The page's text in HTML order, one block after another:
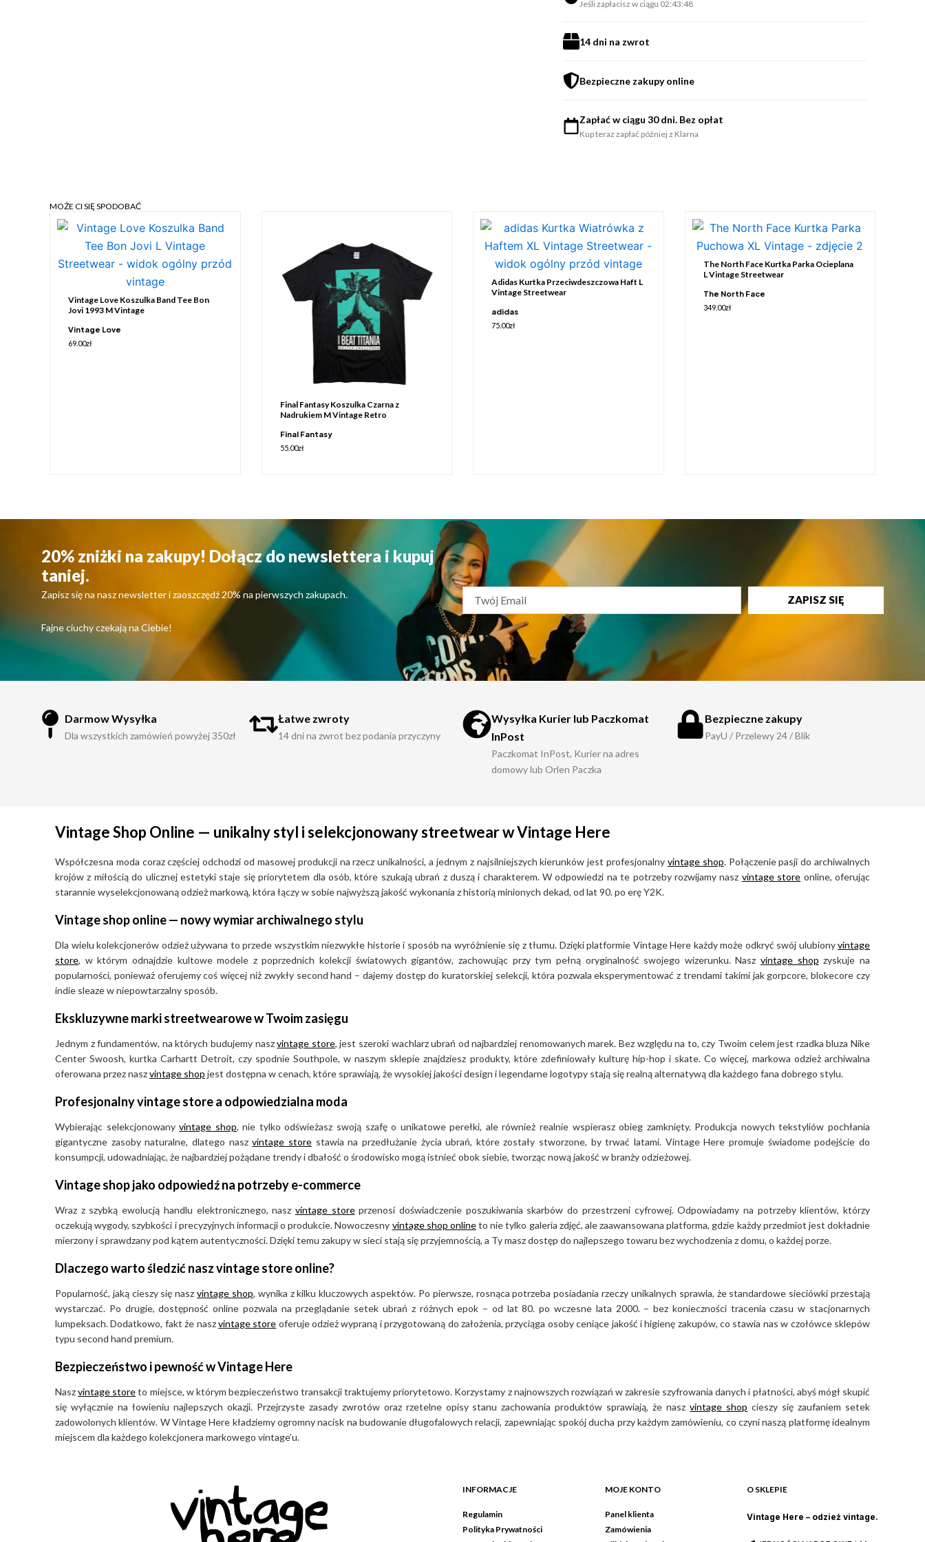
Jeśli zapłacisz w ciągu 02:43:48
14 dni na zwrot
Bezpieczne zakupy online
Zapłać w ciągu 30 dni. Bez opłat
Kup teraz zapłać później z Klarna
MOŻE CI SIĘ SPODOBAĆ
Vintage Love Koszulka Band Tee Bon
Jovi 1993 M Vintage
Vintage Love
69.00zł
Final Fantasy Koszulka Czarna z
Nadrukiem M Vintage Retro
Final Fantasy
55.00zł
Adidas Kurtka Przeciwdeszczowa Haft L
Vintage Streetwear
adidas
75.00zł
The North Face Kurtka Parka Ocieplana
L Vintage Streetwear
The North Face
349.00zł
20% zniżki na zakupy! Dołącz do newslettera i kupuj
taniej.
Zapisz się na nasz newsletter i zaoszczędź 20% na pierwszych zakupach.
Fajne ciuchy czekają na Ciebie!
ZAPISZ SIĘ
Darmow Wysyłka
Dla wszystkich zamówień powyżej 350zł
Łatwe zwroty
14 dni na zwrot bez podania przyczyny
Wysyłka Kurier lub Paczkomat
InPost
Paczkomat InPost, Kurier na adres
domowy lub Orlen Paczka
Bezpieczne zakupy
PayU / Przelewy 24 / Blik
Vintage Shop Online — unikalny styl i selekcjonowany streetwear w Vintage Here
Współczesna moda coraz częściej odchodzi od masowej produkcji na rzecz unikalności, a jednym z najsilniejszych kierunków jest profesjonalny vintage shop. Połączenie pasji do archiwalnych
krojów z miłością do ulicznej estetyki staje się priorytetem dla osób, które szukają ubrań z duszą i charakterem. W odpowiedzi na te potrzeby rozwijamy nasz vintage store online, oferując
starannie wyselekcjonowaną odzież markową, która łączy w sobie najwyższą jakość wykonania z historią minionych dekad, od lat 90. po erę Y2K.
Vintage shop online — nowy wymiar archiwalnego stylu
Dla wielu kolekcjonerów odzież używana to przede wszystkim niezwykłe historie i sposób na wyróżnienie się z tłumu. Dzięki platformie Vintage Here każdy może odkryć swój ulubionyvintage
store, w którym odnajdzie kultowe modele z poprzednich kolekcji światowych gigantów, zachowując przy tym pełną oryginalność swojego wizerunku. Naszvintage shop zyskuje na
popularności, ponieważ oferujemy coś więcej niż zwykły second hand – dajemy dostęp do kuratorskiej selekcji, która pozwala eksperymentować z trendami takimi jak gorpcore, blokecore czy
indie sleaze w niepowtarzalny sposób.
Ekskluzywne marki streetwearowe w Twoim zasięgu
Jednym z fundamentów, na których budujemy naszvintage store, jest szeroki wachlarz ubrań od najbardziej renomowanych marek. Bez względu na to, czy Twoim celem jest rzadka bluza Nike
Center Swoosh, kurtka Carhartt Detroit, czy spodnie Southpole, w naszym sklepie znajdziesz produkty, które zdefiniowały kulturę hip-hop i skate. Co więcej, markowa odzież archiwalna
oferowana przez naszvintage shop jest dostępna w cenach, które sprawiają, że wysokiej jakości design i legendarne logotypy stają się realną alternatywą dla każdego fana dobrego stylu.
Profesjonalny vintage store a odpowiedzialna moda
Wybierając selekcjonowanyvintage shop, nie tylko odświeżasz swoją szafę o unikatowe perełki, ale również realnie wspierasz obieg zamknięty. Produkcja nowych tekstyliów pochłania
gigantyczne zasoby naturalne, dlatego naszvintage storestawia na przedłużanie życia ubrań, które zostały stworzone, by trwać latami. Vintage Here promuje świadome podejście do
konsumpcji, udowadniając, że najbardziej pożądane trendy i dbałość o środowisko mogą istnieć obok siebie, tworząc nową jakość w branży odzieżowej.
Vintage shop jako odpowiedź na potrzeby e-commerce
Wraz z szybką ewolucją handlu elektronicznego, nasz vintage storeprzenosi doświadczenie poszukiwania skarbów do przestrzeni cyfrowej. Odpowiadamy na potrzeby klientów, którzy
oczekują wygody, szybkości i precyzyjnych informacji o produkcie. Nowoczesny vintage shop onlineto nie tylko galeria zdjęć, ale zaawansowana platforma, gdzie każdy przedmiot jest dokładnie
mierzony i sprawdzany pod kątem autentyczności. Dzięki temu zakupy w sieci stają się przyjemnością, a Ty masz dostęp do najlepszego towaru bez wychodzenia z domu, o każdej porze.
Dlaczego warto śledzić nasz vintage store online?
Popularność, jaką cieszy się naszvintage shop, wynika z kilku kluczowych aspektów. Po pierwsze, rosnąca potrzeba posiadania rzeczy unikalnych sprawia, że standardowe sieciówki przestają
wystarczać. Po drugie, dostępność online pozwala na przeglądanie setek ubrań z różnych epok – od lat 80. po wczesne lata 2000. – bez konieczności tracenia czasu w stacjonarnych
lumpeksach. Dodatkowo, fakt że naszvintage store oferuje odzież wypraną i przygotowaną do założenia, przyciąga osoby ceniące jakość i higienę zakupów, co stawia nas w czołówce sklepów
typu second hand premium.
Bezpieczeństwo i pewność w Vintage Here
Naszvintage storeto miejsce, w którym bezpieczeństwo transakcji traktujemy priorytetowo. Korzystamy z najnowszych rozwiązań w zakresie szyfrowania danych i płatności, abyś mógł skupić
się wyłącznie na łowieniu najlepszych okazji. Przejrzyste zasady zwrotów oraz rzetelne opisy stanu zachowania produktów sprawiają, że naszvintage shop cieszy się zaufaniem setek
zadowolonych klientów. W Vintage Here kładziemy ogromny nacisk na budowanie długofalowych relacji, zapewniając spokój ducha przy każdym zamówieniu, co czyni naszą platformę idealnym
miejscem dla każdego kolekcjonera markowego vintage’u.
INFORMACJE
Regulamin
Polityka Prywatności
MOJE KONTO
Panel klienta
Zamówienia
O SKLEPIE
Vintage Here – odzież vintage.